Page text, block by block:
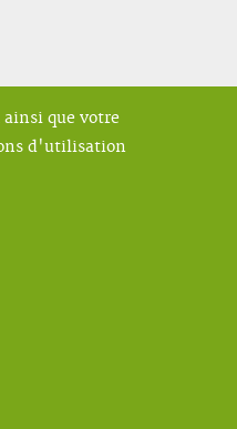
que votre
d'utilisation